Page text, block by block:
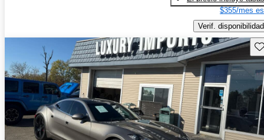
$355/mes
Verif. disponibilidad